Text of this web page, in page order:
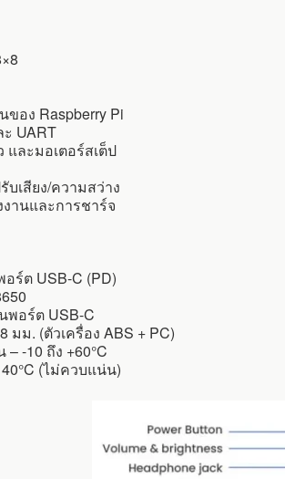
ของ Raspberry Pi
UART
และมอเตอร์สเต็ป
บเสียง/ความสว่าง
านและการชาร์จ
ร์ต USB-C (PD)
พอร์ต USB-C
มม. (ตัวเครื่อง ABS + PC)
-10 ถึง +60°C
(ไม่ควบแน่น)